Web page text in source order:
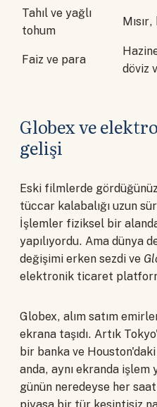
Tahıl ve yağlı
tohum
Faiz ve para
döviz
Globex ve
gelişi
Eski filmlerde
tüccar kalabalığı uzun
İşlemler fiziksel bir
yapılıyordu. Ama dünya
değişimi erken sezdi ve
elektronik ticaret
Globex, alım satım
ekrana taşıdı. Artık
bir banka ve
anda, aynı ekranda
günün neredeyse her
piyasa bir tür kesintisiz